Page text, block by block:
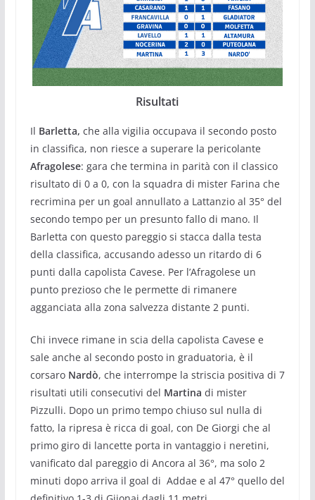
Risultati
Il Barletta, che alla vigilia occupava il secondo posto
in classifica, non riesce a superare la pericolante
Afragolese: gara che termina in parità con il classico
risultato di 0 a 0, con la squadra di mister Farina che
recrimina per un goal annullato a Lattanzio al 35° del
secondo tempo per un presunto fallo di mano. Il
Barletta con questo pareggio si stacca dalla testa
della classifica, accusando adesso un ritardo di 6
punti dalla capolista Cavese. Per l’Afragolese un
punto prezioso che le permette di rimanere
agganciata alla zona salvezza distante 2 punti.
Chi invece rimane in scia della capolista Cavese e
sale anche al secondo posto in graduatoria, è il
corsaro Nardò, che interrompe la striscia positiva di 7
risultati utili consecutivi del Martina di mister
Pizzulli. Dopo un primo tempo chiuso sul nulla di
fatto, la ripresa è ricca di goal, con De Giorgi che al
primo giro di lancette porta in vantaggio i neretini,
vanificato dal pareggio di Ancora al 36°, ma solo 2
minuti dopo arriva il goal di Addae e al 47° quello del